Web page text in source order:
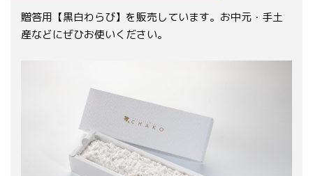
贈答用【黒白わらび】を販売しています。お中元・手土
産などにぜひお使いください。